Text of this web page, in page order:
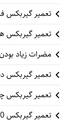
تعمیر گیربکس
تعمیر گیربکس
مضرات زیاد
تعمیر گیربکس
تعمیر گیربکس
تعمیر گیربکس x60